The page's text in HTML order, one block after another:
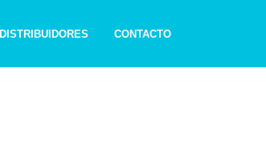
DISTRIBUIDORES CONTACTO